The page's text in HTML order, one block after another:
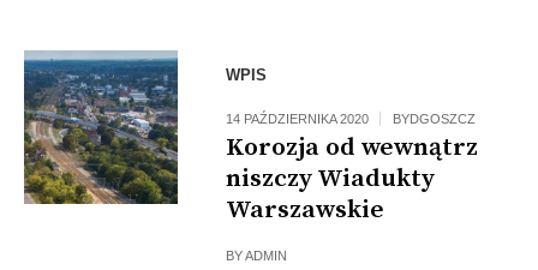
WPIS
14 PAŹDZIERNIKA 2020 BYDGOSZCZ
Korozja od wewnątrz
niszczy Wiadukty
Warszawskie
BYADMIN